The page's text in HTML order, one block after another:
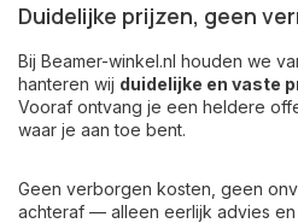
Duidelijke prijzen, geen
Bij Beamer-winkel.nl houden we
hanteren wij duidelijke en vaste
Vooraf ontvang je een heldere
waar je aan toe bent.
Geen verborgen kosten, geen
achteraf — alleen eerlijk advies